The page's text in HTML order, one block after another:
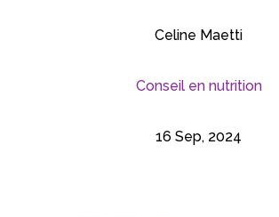
Celine Maetti
Conseil en nutrition
16 Sep, 2024